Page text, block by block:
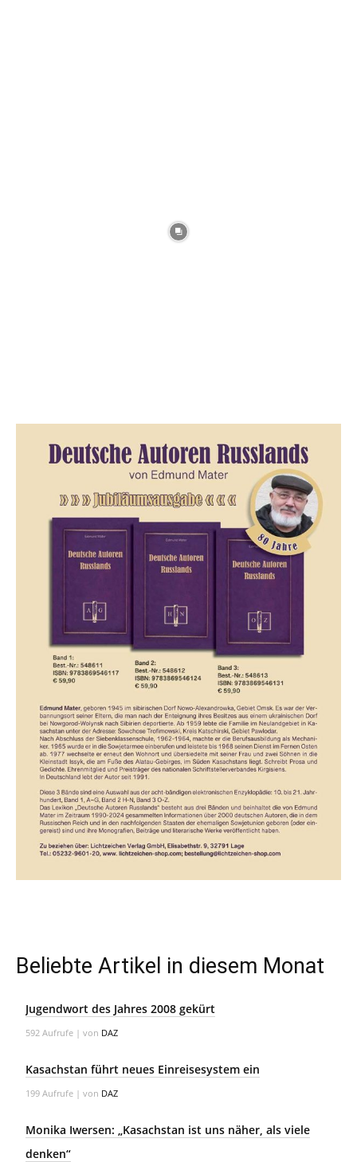
Beliebte Artikel in diesem Monat
Jugendwort des Jahres 2008 gekürt
592 Aufrufe | von DAZ
Kasachstan führt neues Einreisesystem ein
199 Aufrufe | von DAZ
Monika Iwersen: „Kasachstan ist uns näher, als viele
denken“